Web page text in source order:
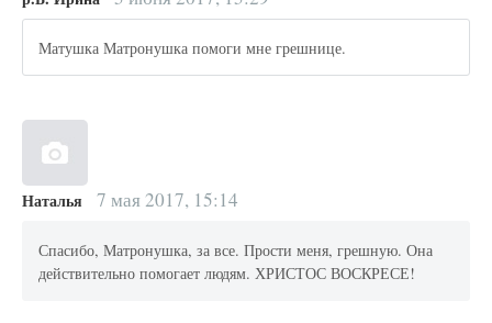
Матушка Матронушка помоги мне грешнице.
Наталья 7 мая 2017, 15:14
Спасибо, Матронушка, за все. Прости меня, грешную. Она
действительно помогает людям. ХРИСТОС ВОСКРЕСЕ!